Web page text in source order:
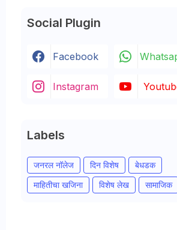
Social Plugin
Facebook
Instagram
Labels
जनरल नॉलेज दिन विशेष
बेधडक
माहितीचा खजिना
विशेष लेख सामाजिक